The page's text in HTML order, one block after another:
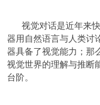
视觉对话是近年来
器用自然语言与人类讨
器具备了视觉能力；那
视觉世界的理解与推断
台阶。